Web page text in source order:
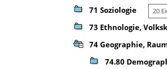
71 Soziologie 20
73 Ethnologie,
74 Geographie,
74.80